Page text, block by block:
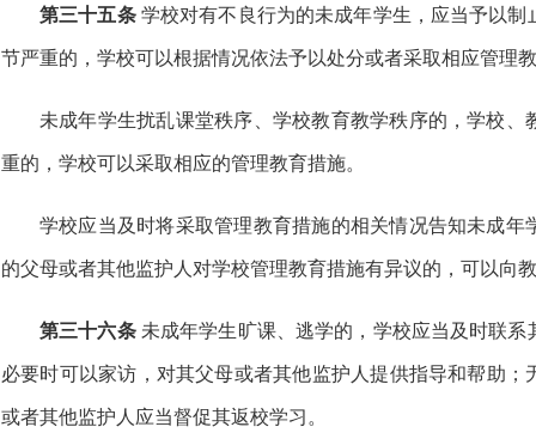
第三十五条学校对有不良行为的未成年学生，应当予以
节严重的，学校可以根据情况依法予以处分或者采取相应管理
未成年学生扰乱课堂秩序、学校教育教学秩序的，学校
重的，学校可以采取相应的管理教育措施。
学校应当及时将采取管理教育措施的相关情况告知未成
的父母或者其他监护人对学校管理教育措施有异议的，可以向
第三十六条未成年学生旷课、逃学的，学校应当及时联
必要时可以家访，对其父母或者其他监护人提供指导和帮助
或者其他监护人应当督促其返校学习。